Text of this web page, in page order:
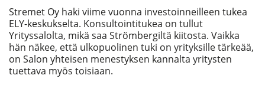
Stremet Oy haki viime vuonna investoinneilleen tukea
ELY-keskukselta. Konsultointitukea on tullut
Yrityssalolta, mikä saa Strömbergiltä kiitosta. Vaikka
hän näkee, että ulkopuolinen tuki on yrityksille tärkeää,
on Salon yhteisen menestyksen kannalta yritysten
tuettava myös toisiaan.